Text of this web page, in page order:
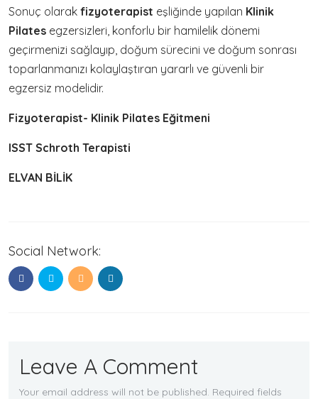
Sonuç olarak fizyoterapist eşliğinde yapılan Klinik
Pilates egzersizleri, konforlu bir hamilelik dönemi
geçirmenizi sağlayıp, doğum sürecini ve doğum sonrası
toparlanmanızı kolaylaştıran yararlı ve güvenli bir
egzersiz modelidir.
Fizyoterapist- Klinik Pilates Eğitmeni
ISST Schroth Terapisti
ELVAN BİLİK
Social Network:
Leave A Comment
Your email address will not be published. Required fields